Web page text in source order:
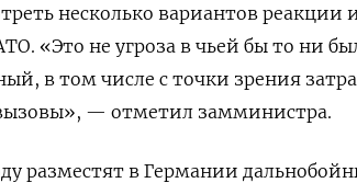
несколько вариантов реакции
«Это не угроза в чьей бы то ни
в том числе с точки зрения
— отметил замминистра.
разместят в Германии